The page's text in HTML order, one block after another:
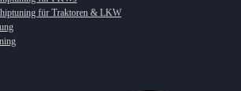
für Traktoren & LKW